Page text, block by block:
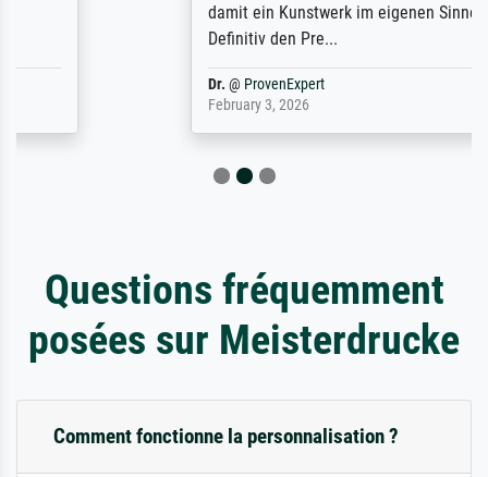
damit ein Kunstwerk im eigenen Sinne.
Definitiv den Pre...
Questions fréquemment
posées sur Meisterdrucke
Comment fonctionne la personnalisation ?